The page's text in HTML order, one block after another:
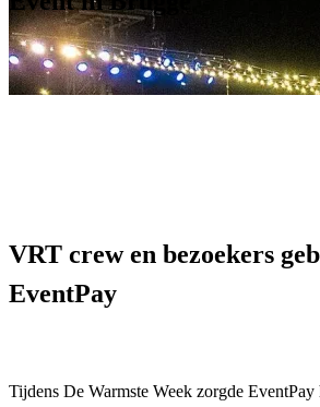
VRT crew en bezoekers
EventPay
Tijdens De Warmste Week zorgde